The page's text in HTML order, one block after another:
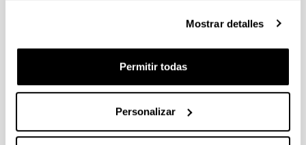
Mostrar detalles
Permitir todas
Personalizar
Adquisición, procesamiento y uso del lenguaje.
Euskara, bilingüismo y multilingüismo
Investigadora principal:Itziar Idiazabal